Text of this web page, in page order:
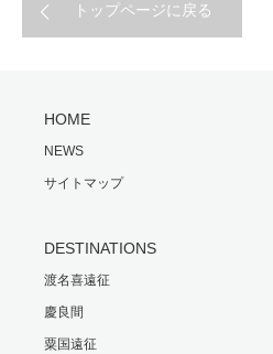
トップページに戻る
HOME
NEWS
サイトマップ
DESTINATIONS
渡名喜遠征
慶良間
粟国遠征